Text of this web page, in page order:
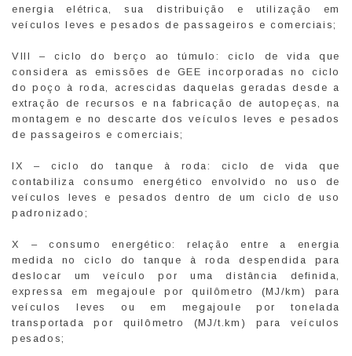
energia elétrica, sua distribuição e utilização em
veículos leves e pesados de passageiros e comerciais;
VIII – ciclo do berço ao túmulo: ciclo de vida que
considera as emissões de GEE incorporadas no ciclo
do poço à roda, acrescidas daquelas geradas desde a
extração de recursos e na fabricação de autopeças, na
montagem e no descarte dos veículos leves e pesados
de passageiros e comerciais;
IX – ciclo do tanque à roda: ciclo de vida que
contabiliza consumo energético envolvido no uso de
veículos leves e pesados dentro de um ciclo de uso
padronizado;
X – consumo energético: relação entre a energia
medida no ciclo do tanque à roda despendida para
deslocar um veículo por uma distância definida,
expressa em megajoule por quilômetro (MJ/km) para
veículos leves ou em megajoule por tonelada
transportada por quilômetro (MJ/t.km) para veículos
pesados;